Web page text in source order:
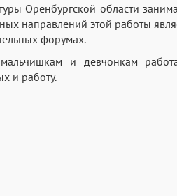
Оренбургской области
направлений этой работы
форумах.
и девчонкам
и работу.